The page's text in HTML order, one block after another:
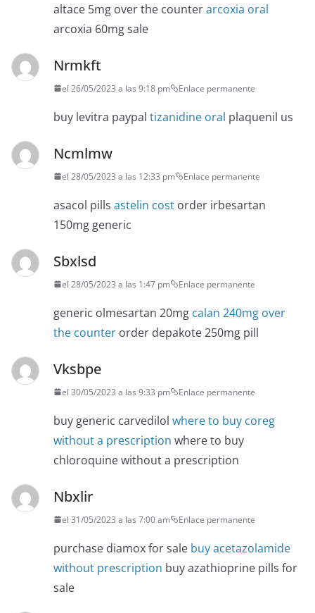
altace 5mg over the counterarcoxia oral
arcoxia 60mg sale
Nrmkft
el 26/05/2023 a las 9:18 pm Enlace permanente
buy levitra paypal tizanidine oral plaquenil us
Ncmlmw
el 28/05/2023 a las 12:33 pm Enlace permanente
asacol pills astelin cost order irbesartan
150mg generic
Sbxlsd
el 28/05/2023 a las 1:47 pm Enlace permanente
generic olmesartan 20mg calan 240mg over
the counter order depakote 250mg pill
Vksbpe
el 30/05/2023 a las 9:33 pm Enlace permanente
buy generic carvedilol where to buy coreg
without a prescription where to buy
chloroquine without a prescription
Nbxlir
el 31/05/2023 a las 7:00 am Enlace permanente
purchase diamox for sale buy acetazolamide
without prescription buy azathioprine pills for
sale